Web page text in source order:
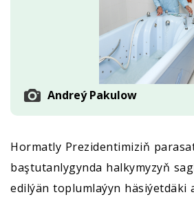
Andreý Pakulow
Hormatly Prezidentimiziň
baştutanlygynda halkymyzyň
edilýän toplumlaýyn häsiýetdäki